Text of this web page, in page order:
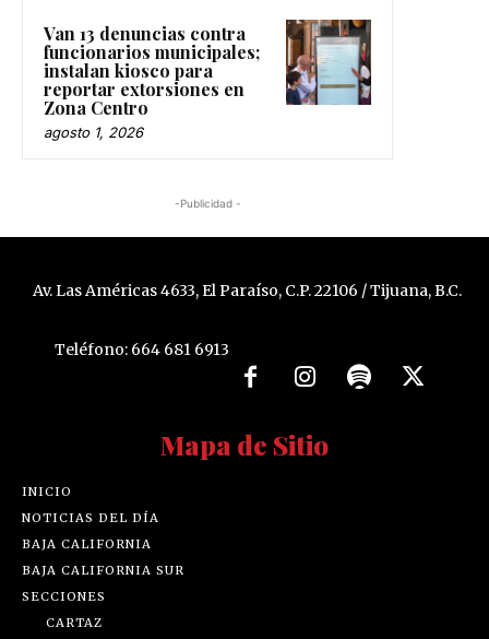
Van 13 denuncias contra
funcionarios municipales;
instalan kiosco para
reportar extorsiones en
Zona Centro
agosto 1, 2026
-Publicidad -
Av. Las Américas 4633, El Paraíso, C.P. 22106 / Tijuana, B.C.
Teléfono: 664 681 6913
Mapa de Sitio
INICIO
NOTICIAS DEL DÍA
BAJA CALIFORNIA
BAJA CALIFORNIA SUR
SECCIONES
CARTAZ